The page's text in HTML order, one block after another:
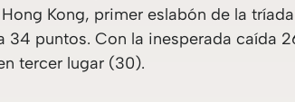
Kong, primer eslabón de la
puntos. Con la inesperada caída
tercer lugar (30).